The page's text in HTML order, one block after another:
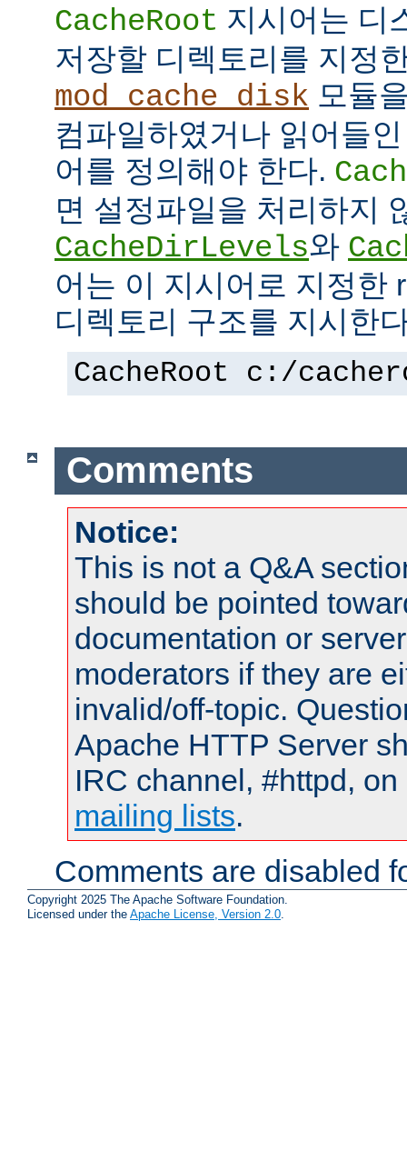
CacheRoot 지시어는 디
저장할 디렉토리를 지정
mod_cache_disk 모듈
컴파일하였거나 읽어들
어를 정의해야 한다.
면 설정파일을 처리하지
CacheDirLevels와
어는 이 지시어로 지정한
디렉토리 구조를 지시한
CacheRoot c:/
Comments
Notice:
This is not a Q&A
should be pointed
documentation or
moderators if they are
invalid/off-topic.
Apache HTTP Server
IRC channel, #httpd,
mailing lists.
Comments are disabled
Copyright 2025 The Apache Software Foundation.
Licensed under the Apache License, Version 2.0